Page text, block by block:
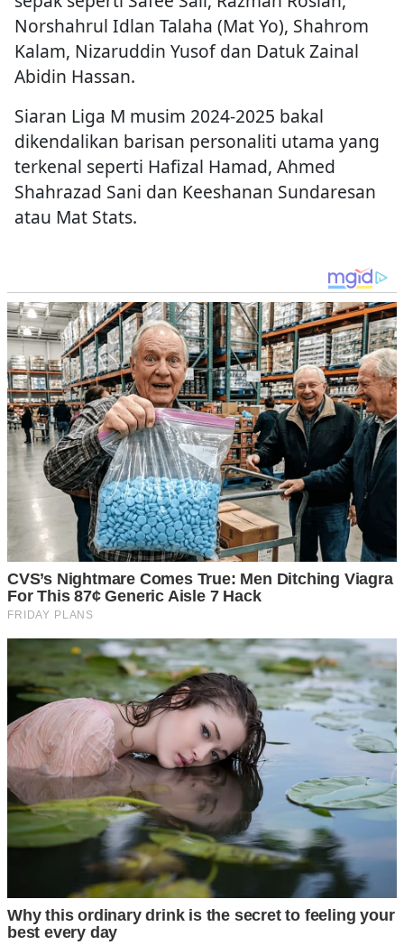
Norshahrul Idlan Talaha (Mat Yo), Shahrom
Kalam, Nizaruddin Yusof dan Datuk Zainal
Abidin Hassan.
Siaran Liga M musim 2024-2025 bakal
dikendalikan barisan personaliti utama yang
terkenal seperti Hafizal Hamad, Ahmed
Shahrazad Sani dan Keeshanan Sundaresan
atau Mat Stats.